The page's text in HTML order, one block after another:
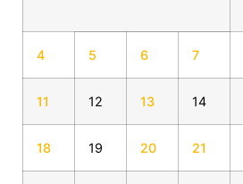
4 5 6 7
11 12 13 14
18 19 20 21